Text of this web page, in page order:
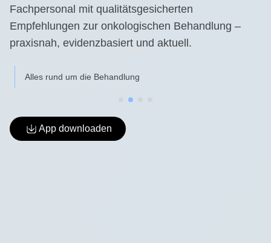
Fachpersonal mit qualitätsgesicherten
Empfehlungen zur onkologischen Behandlung –
praxisnah, evidenzbasiert und aktuell.
Alles rund um die Behandlung
App downloaden